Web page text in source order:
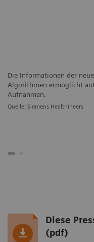
Die Informationen der
Algorithmen ermöglicht
Aufnahmen.
Quelle: Siemens Healthineers
Diese
(pdf)